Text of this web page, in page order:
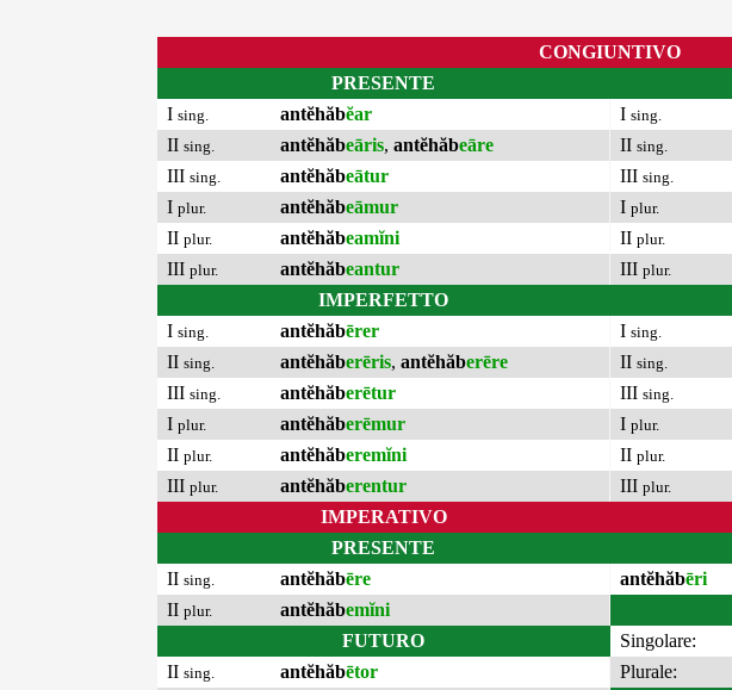
CONGIUNTIVO
PRESENTE
I sing. antĕhăbĕar
II sing. antĕhăbeāris, antĕhăbeāre
III sing. antĕhăbeātur
I plur. antĕhăbeāmur
II plur. antĕhăbeamĭni
III plur. antĕhăbeantur
IMPERFETTO
I sing. antĕhăbērer
II sing. antĕhăberēris, antĕhăberēre
III sing. antĕhăberētur
I plur. antĕhăberēmur
II plur. antĕhăberemĭni
III plur. antĕhăberentur
I sing.
II sing.
III sing.
I plur.
II plur.
III plur.
I sing.
II sing.
III sing.
I plur.
II plur.
III plur.
IMPERATIVO
PRESENTE
II sing. antĕhăbēre
II plur. antĕhăbemĭni
FUTURO
II sing. antĕhăbētor
antĕhăbēri
Singolare:
Plurale: